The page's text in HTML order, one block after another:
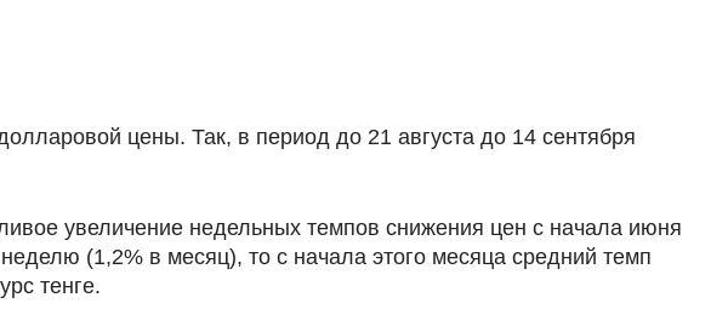
цены. Так, в период до 21 августа до 14 сентября
увеличение недельных темпов снижения цен с начала июня
(1,2% в месяц), то с начала этого месяца средний темп
тенге.